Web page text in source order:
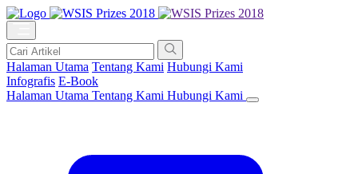
Halaman Utama Tentang Kami Hubungi Kami
Infografis E-Book
Halaman Utama Tentang Kami Hubungi Kami